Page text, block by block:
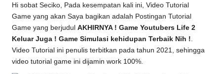
Hi sobat Seciko, Pada kesempatan kali ini, Video Tutorial
Game yang akan Saya bagikan adalah Postingan Tutorial
Game yang berjudul AKHIRNYA ! Game Youtubers Life 2
Keluar Juga ! Game Simulasi kehidupan Terbaik Nih !.
Video Tutorial ini penulis terbitkan pada tahun 2021, sehingga
video tutorial game ini dijamin work 100%.